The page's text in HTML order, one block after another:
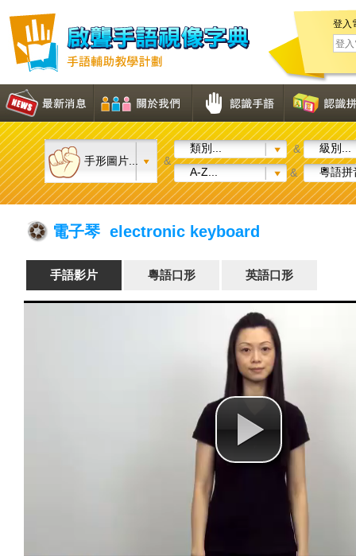
登入
手形圖片... &
類別... &
級別...
A-Z...
& 粵語拼
電子琴 electronic keyboard
手語影片 粵語口形 英語口形